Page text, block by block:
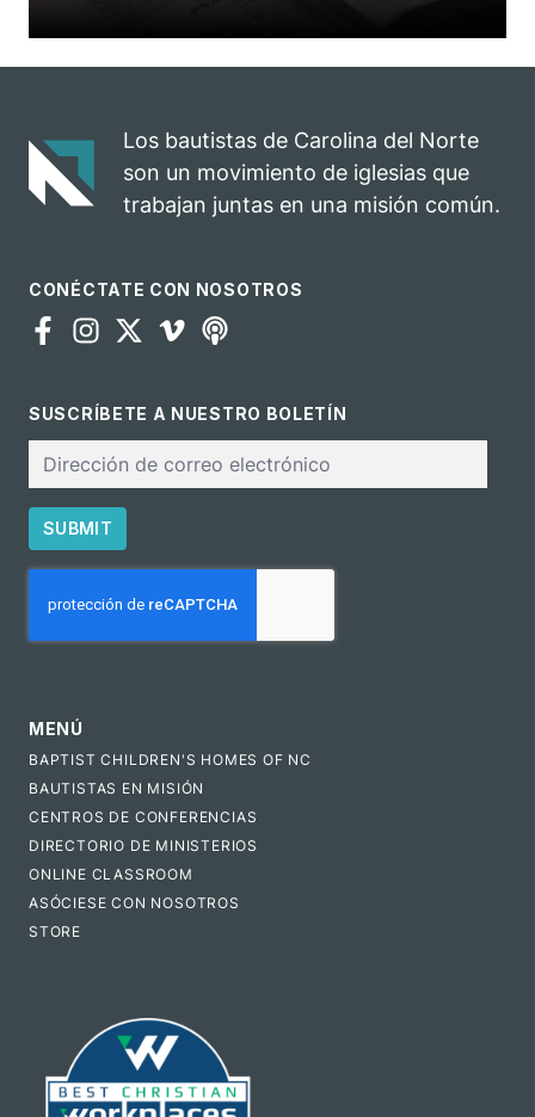
Los bautistas de Carolina del Norte
son un movimiento de iglesias que
trabajan juntas en una misión común.
CONÉCTATE CON NOSOTROS
SUSCRÍBETE A NUESTRO BOLETÍN
electrónico
SUBMIT
MENÚ
BAPTIST CHILDREN'S HOMES OF NC
BAUTISTAS EN MISIÓN
CENTROS DE CONFERENCIAS
DIRECTORIO DE MINISTERIOS
ONLINE CLASSROOM
ASÓCIESE CON NOSOTROS
STORE